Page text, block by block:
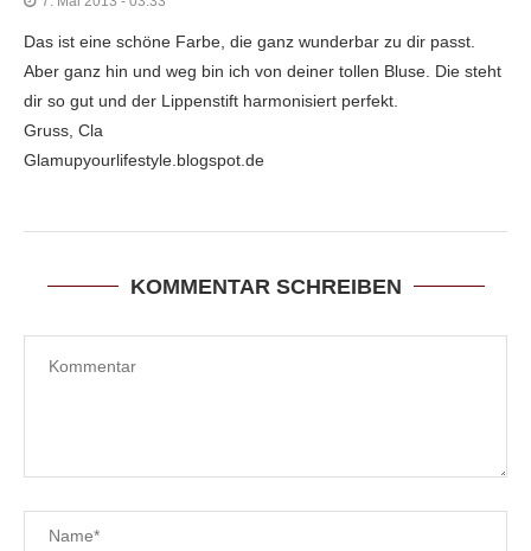
Das ist eine schöne Farbe, die ganz wunderbar zu dir passt.
Aber ganz hin und weg bin ich von deiner tollen Bluse. Die steht
dir so gut und der Lippenstift harmonisiert perfekt.
Gruss, Cla
Glamupyourlifestyle.blogspot.de
KOMMENTAR SCHREIBEN